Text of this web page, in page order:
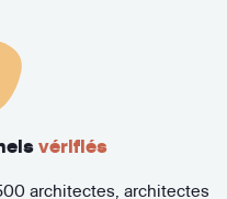
vérifiés
architectes, architectes